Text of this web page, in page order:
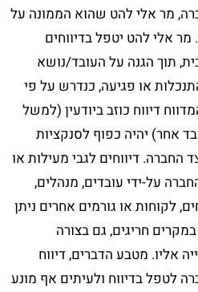
מר אלי להט שהוא הממונה על
מר אלי להט יטפל בדיווחים
תוך הגנה על העובד/נושא
או פגיעה, כנדרש על פי
דיווח כוזב ביודעין (למשל
אחר) יהיה כפוף לסנקציות
דיווחים לגבי מעילות או
על-ידי עובדים, מנהלים,
לקוחות או גורמים אחרים ניתן
חריגים, גם בצורה
אליו. מטבע הדברים, דיווח
לטפל בדיווח ולעיתים אף מונע